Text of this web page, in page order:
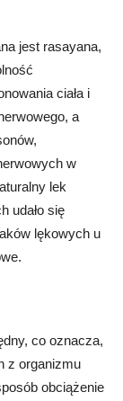
jest rasayana,
ciała i
a
w
lek
udało się
lękowych u
co oznacza,
z organizmu
obciążenie